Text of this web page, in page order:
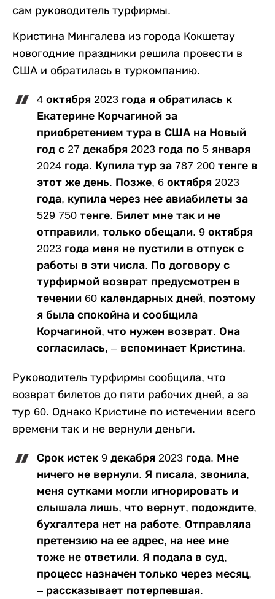
сам руководитель турфирмы.
Кристина Мингалева из города Кокшетау
новогодние праздники решила провести в
США и обратилась в туркомпанию.
4 октября 2023 года я обратилась к
Екатерине Корчагиной за
приобретением тура в США на Новый
год с 27 декабря 2023 года по 5 января
2024 года. Купила тур за 787 200 тенге в
этот же день. Позже, 6 октября 2023
года, купила через нее авиабилеты за
529 750 тенге. Билет мне так и не
отправили, только обещали. 9 октября
2023 года меня не пустили в отпуск с
работы в эти числа. По договору с
турфирмой возврат предусмотрен в
течении 60 календарных дней, поэтому
я была спокойна и сообщила
Корчагиной, что нужен возврат. Она
согласилась, – вспоминает Кристина.
Руководитель турфирмы сообщила, что
возврат билетов до пяти рабочих дней, а за
тур 60. Однако Кристине по истечении всего
времени так и не вернули деньги.
Срок истек 9 декабря 2023 года. Мне
ничего не вернули. Я писала, звонила,
меня сутками могли игнорировать и
слышала лишь, что вернут, подождите,
бухгалтера нет на работе. Отправляла
претензию на ее адрес, на нее мне
тоже не ответили. Я подала в суд,
процесс назначен только через месяц,
– рассказывает потерпевшая.